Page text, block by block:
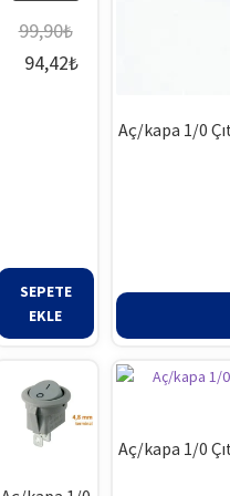
99,90₺
Orijinal
94,42₺Şu
fiyat:
SEPETE
EKLE
Aç/kapa 1/0
Aç/kapa 1/0